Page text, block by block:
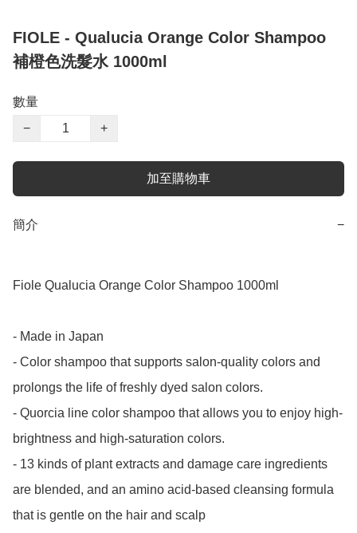
FIOLE - Qualucia Orange Color Shampoo
補橙色洗髮水 1000ml
數量
−
+
加至購物車
簡介 −
Fiole Qualucia Orange Color Shampoo 1000ml
- Made in Japan
- Color shampoo that supports salon-quality colors and
prolongs the life of freshly dyed salon colors.
- Quorcia line color shampoo that allows you to enjoy high-
brightness and high-saturation colors.
- 13 kinds of plant extracts and damage care ingredients
are blended, and an amino acid-based cleansing formula
that is gentle on the hair and scalp